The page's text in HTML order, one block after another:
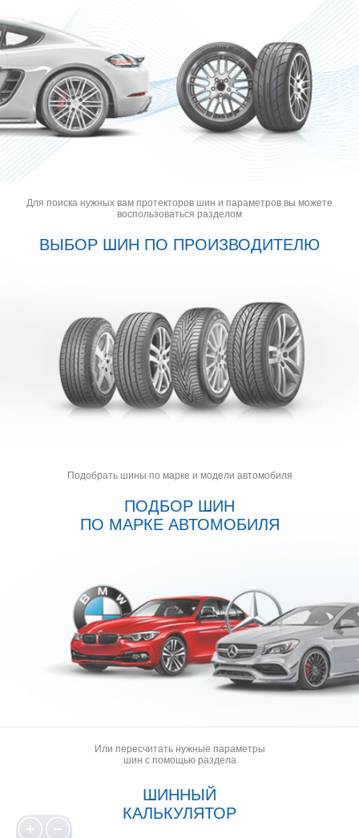
Для поиска нужных вам протекторов шин и параметров вы можете
воспользоваться разделом
ВЫБОР ШИН ПО ПРОИЗВОДИТЕЛЮ
Подобрать шины по марке и модели автомобиля
ПОДБОР ШИН
ПО МАРКЕ АВТОМОБИЛЯ
Или пересчитать нужные параметры
шин с помощью раздела
ШИННЫЙ
КАЛЬКУЛЯТОР